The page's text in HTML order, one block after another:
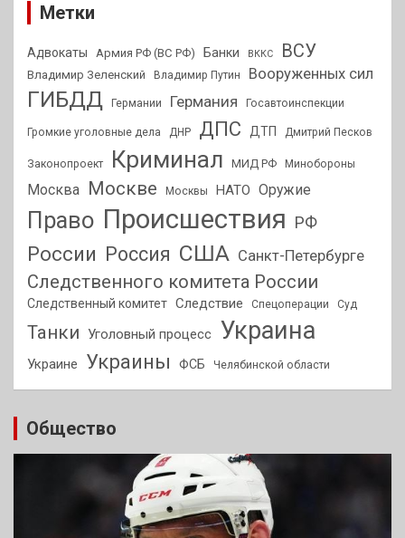
Метки
Адвокаты Армия РФ (ВС РФ) Банки ВККС ВСУ
Владимир Зеленский Владимир Путин Вооруженных сил
ГИБДД Германии Германия Госавтоинспекции
Громкие уголовные дела ДНР ДПС ДТП Дмитрий Песков
Законопроект Криминал МИД РФ Минобороны
Москва Москве Москвы НАТО Оружие
Право Происшествия РФ
России Россия США Санкт-Петербурге
Следственного комитета России
Следственный комитет Следствие Спецоперации Суд
Танки Уголовный процесс Украина
Украине Украины ФСБ Челябинской области
Общество